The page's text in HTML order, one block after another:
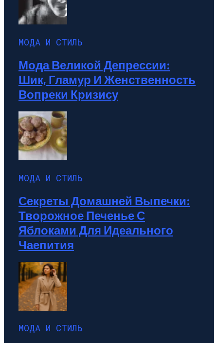
МОДА И СТИЛЬ
Мода Великой Депрессии:
Шик, Гламур И Женственность
Вопреки Кризису
МОДА И СТИЛЬ
Секреты Домашней Выпечки:
Творожное Печенье С
Яблоками Для Идеального
Чаепития
МОДА И СТИЛЬ